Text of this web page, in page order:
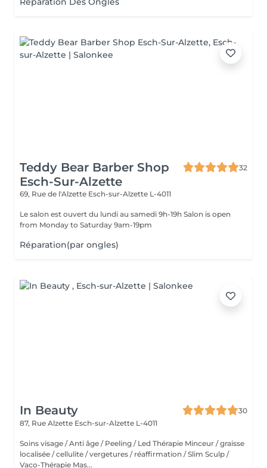
Teddy Bear Barber Shop
Esch-Sur-Alzette
32
69, Rue de l'Alzette Esch-sur-Alzette L-4011
Le salon est ouvert du lundi au samedi 9h-19h Salon is open
from Monday to Saturday 9am-19pm
Réparation(par ongles)
In Beauty
30
87, Rue Alzette Esch-sur-Alzette L-4011
Soins visage / Anti âge / Peeling / Led Thérapie Minceur / graisse
localisée / cellulite / vergetures / réaffirmation / Slim Sculp /
Vaco-Thérapie Mas...